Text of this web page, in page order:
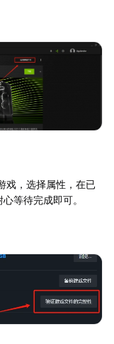
戏，选择属性，在已
等待完成即可。